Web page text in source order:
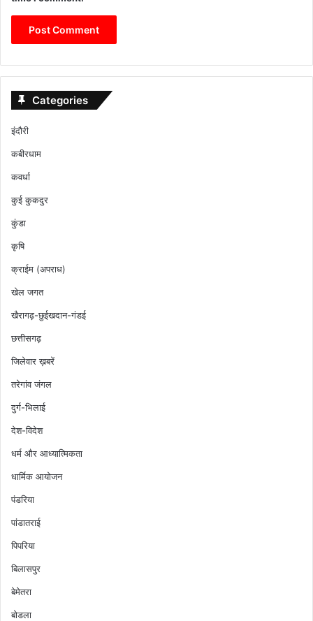
Categories
इंदौरी
कबीरधाम
कवर्धा
कुई कुकदुर
कुंडा
कृषि
क्राईम (अपराध)
खेल जगत
खैरागढ़-छुईखदान-गंडई
छत्तीसगढ़
जिलेवार ख़बरें
तरेगांव जंगल
दुर्ग-भिलाई
देश-विदेश
धर्म और आध्यात्मिकता
धार्मिक आयोजन
पंडरिया
पांडातराई
पिपरिया
बिलासपुर
बेमेतरा
बोडला